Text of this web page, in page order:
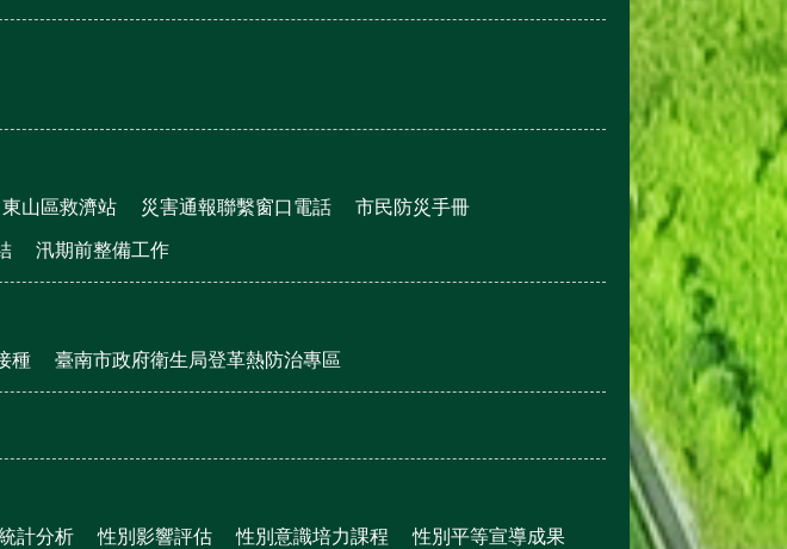
東山區救濟站 災害通報聯繫窗口電話 市民防災手冊
汛期前整備工作
種 臺南市政府衛生局登革熱防治專區
計分析 性別影響評估 性別意識培力課程 性別平等宣導成果